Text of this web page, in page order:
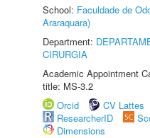
School: Faculdade de
Araraquara)
Department:
CIRURGIA
Academic Appointment
title: MS-3.2
Orcid
CV Lattes
ResearcherID
Dimensions